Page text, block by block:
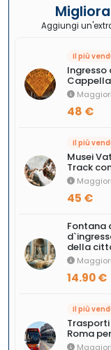
Aggiungi
Il più
Ingresso
48 €
Il più
Musei
Track
45 €
Fontana
della
14.90 €
Il più
Roma